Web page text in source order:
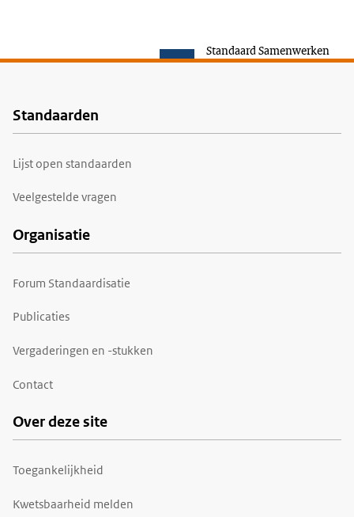
Standaard Samenwerken
Voet
Standaarden
Lijst open standaarden
Veelgestelde vragen
Organisatie
Forum Standaardisatie
Publicaties
Vergaderingen en -stukken
Contact
Over deze site
Toegankelijkheid
Kwetsbaarheid melden